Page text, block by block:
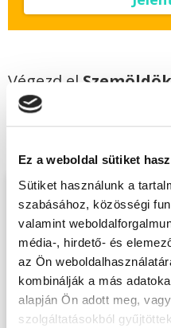
Ez a weboldal sütiket
Sütiket használunk a
szabásához, közösségi
valamint
média-, hirdető- és
az Ön
kombinálják a más
alapján Ön adott meg,
szolgáltatásokból
Végezd el
tanfolyam +
szemöldök henna -
Töltsd ki
hogy